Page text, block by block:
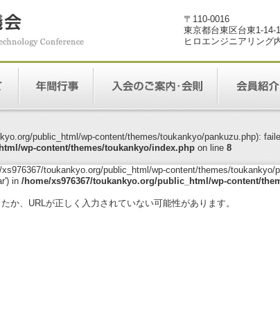
〒110-0016
東京都台東区台東1-14-
ヒロエンジニアリング
public_html/wp-content/themes/toukankyo/pankuzu.php):
wp-content/themes/toukankyo/index.phpon line8
toukankyo.org/public_html/wp-content/themes/toukankyo/
in /home/xs976367/toukankyo.org/public_html/wp-content/
か、URLが正しく入力されていない可能性があります。